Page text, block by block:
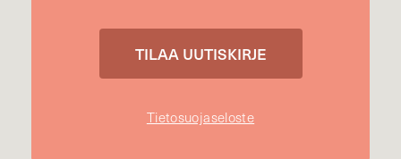
Tietosuojaseloste